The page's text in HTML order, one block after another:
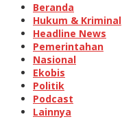
Beranda
Hukum & Kriminal
Headline News
Pemerintahan
Nasional
Ekobis
Politik
Podcast
Lainnya